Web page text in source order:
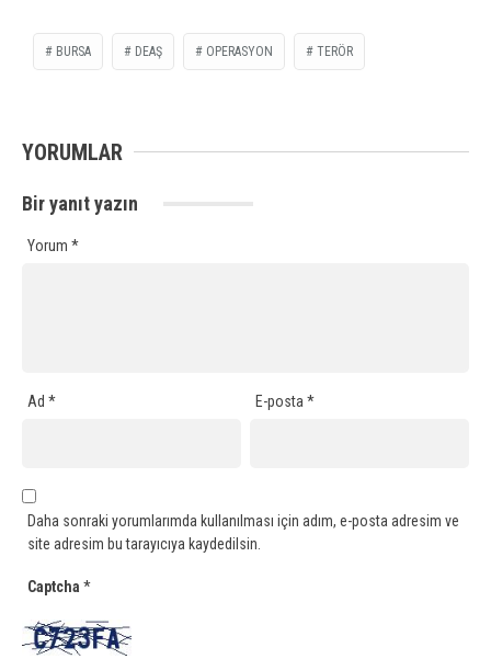
BURSA DEAŞ OPERASYON TERÖR
YORUMLAR
Bir yanıt yazın
Yorum *
Ad * E-posta*
Daha sonraki yorumlarımda kullanılması için adım, e-posta adresim ve
site adresim bu tarayıcıya kaydedilsin.
Captcha *